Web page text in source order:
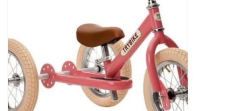
eten & drinken
knuffels
boeken